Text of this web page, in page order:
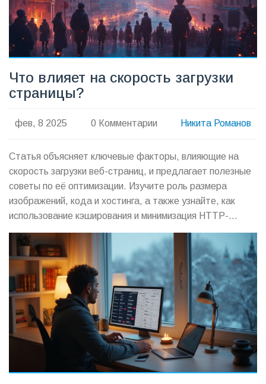
Что влияет на скорость загрузки
страницы?
фев, 8 2025 0 Комментарии Никита Романов
Статья объясняет ключевые факторы, влияющие на
скорость загрузки веб-страниц, и предлагает полезные
советы по её оптимизации. Изучите роль размера
изображений, кода и хостинга, а также узнайте, как
использование кэширования и минимизация HTTP-
запросов могут ускорить ваш сайт. Оптимизация
скорости важна для улучшения пользовательского
опыта и повышения позиций в поисковых системах.
Разберитесь, как каждый элемент вашего сайта может
способствовать быстрой и эффективной загрузке.